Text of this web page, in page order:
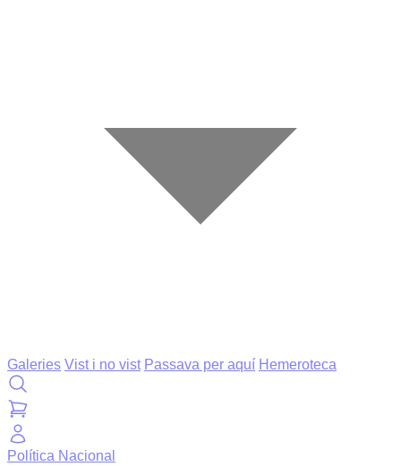
Galeries Vist i no vist Passava per aquí Hemeroteca
Política Nacional